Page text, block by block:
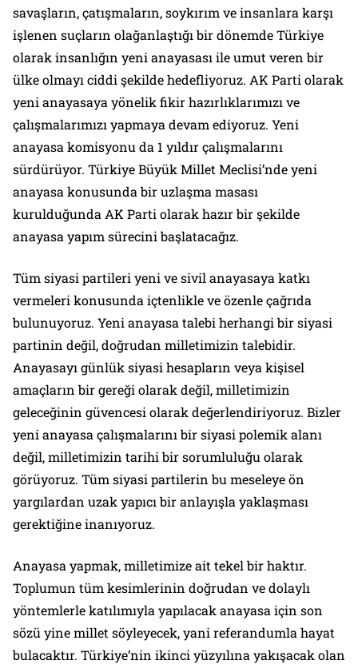
savaşların, çatışmaların, soykırım ve insanlara karşı
işlenen suçların olağanlaştığı bir dönemde Türkiye
olarak insanlığın yeni anayasası ile umut veren bir
ülke olmayı ciddi şekilde hedefliyoruz. AK Parti olarak
yeni anayasaya yönelik fikir hazırlıklarımızı ve
çalışmalarımızı yapmaya devam ediyoruz. Yeni
anayasa komisyonu da 1 yıldır çalışmalarını
sürdürüyor. Türkiye Büyük Millet Meclisi’nde yeni
anayasa konusunda bir uzlaşma masası
kurulduğunda AK Parti olarak hazır bir şekilde
anayasa yapım sürecini başlatacağız.
Tüm siyasi partileri yeni ve sivil anayasaya katkı
vermeleri konusunda içtenlikle ve özenle çağrıda
bulunuyoruz. Yeni anayasa talebi herhangi bir siyasi
partinin değil, doğrudan milletimizin talebidir.
Anayasayı günlük siyasi hesapların veya kişisel
amaçların bir gereği olarak değil, milletimizin
geleceğinin güvencesi olarak değerlendiriyoruz. Bizler
yeni anayasa çalışmalarını bir siyasi polemik alanı
değil, milletimizin tarihi bir sorumluluğu olarak
görüyoruz. Tüm siyasi partilerin bu meseleye ön
yargılardan uzak yapıcı bir anlayışla yaklaşması
gerektiğine inanıyoruz.
Anayasa yapmak, milletimize ait tekel bir haktır.
Toplumun tüm kesimlerinin doğrudan ve dolaylı
yöntemlerle katılımıyla yapılacak anayasa için son
sözü yine millet söyleyecek, yani referandumla hayat
bulacaktır. Türkiye’nin ikinci yüzyılına yakışacak olan